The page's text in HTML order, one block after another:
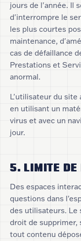
jours de l'année. Il
d'interrompre le
les plus courtes
maintenance,
cas de défaillance
Prestations et
anormal.
L'utilisateur du site
en utilisant un
virus et avec un
jour.
5. LIMITE DE
Des espaces
questions dans
des utilisateurs. Le
droit de supprimer,
tout contenu